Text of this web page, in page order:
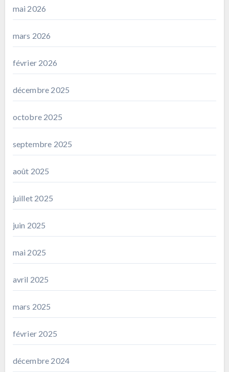
mai 2026
mars 2026
février 2026
décembre 2025
octobre 2025
septembre 2025
août 2025
juillet 2025
juin 2025
mai 2025
avril 2025
mars 2025
février 2025
décembre 2024